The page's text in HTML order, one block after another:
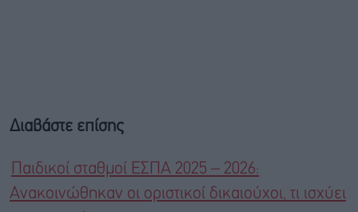
Διαβάστε επίσης
Παιδικοί σταθμοί ΕΣΠΑ 2025 – 2026:
Ανακοινώθηκαν οι οριστικοί δικαιούχοι, τι ισχύει